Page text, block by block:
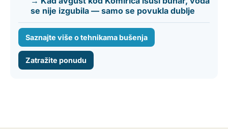
se nije izgubila — samo se povukla dublje
Saznajte više o tehnikama bušenja
Zatražite ponudu